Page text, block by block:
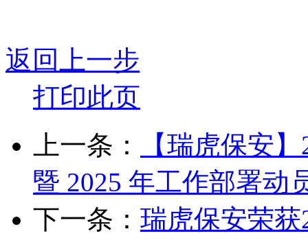
返回上一步
打印此页
上一条：
【瑞虎保安
暨 2025 年工作部署动
下一条： 瑞虎保安荣